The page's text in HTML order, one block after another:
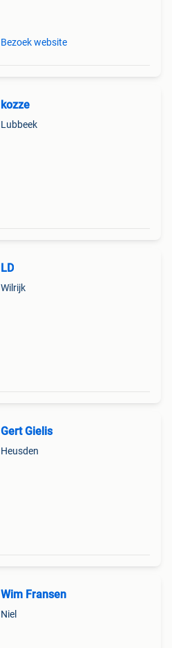
Bezoek website
kozze
Lubbeek
LD
Wilrijk
Gert Gielis
Heusden
Wim Fransen
Niel